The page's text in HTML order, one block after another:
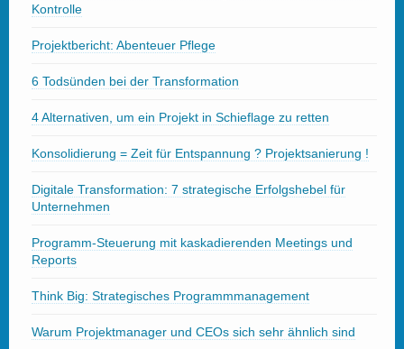
Kontrolle
Projektbericht: Abenteuer Pflege
6 Todsünden bei der Transformation
4 Alternativen, um ein Projekt in Schieflage zu retten
Konsolidierung = Zeit für Entspannung ? Projektsanierung !
Digitale Transformation: 7 strategische Erfolgshebel für
Unternehmen
Programm-Steuerung mit kaskadierenden Meetings und
Reports
Think Big: Strategisches Programmmanagement
Warum Projektmanager und CEOs sich sehr ähnlich sind